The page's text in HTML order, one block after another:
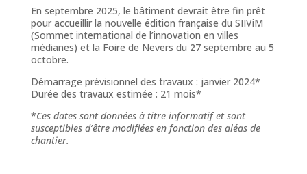
En septembre 2025, le bâtiment devrait être fin prêt
pour accueillir la nouvelle édition française du SIIViM
(Sommet international de l’innovation en villes
médianes) et la Foire de Nevers du 27 septembre au 5
octobre.
Démarrage prévisionnel des travaux : janvier 2024*
Durée des travaux estimée : 21 mois*
*Ces dates sont données à titre informatif et sont
susceptibles d’être modifiées en fonction des aléas de
chantier.